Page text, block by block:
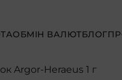
ОБМІН ВАЛЮТБЛОГ
Argor-Heraeus 1 г